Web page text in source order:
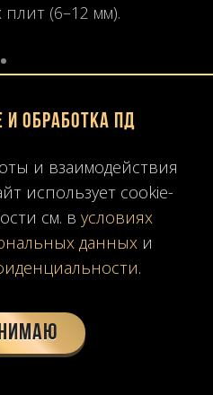
(6–12 мм).
плиты 20–30 мм.
с металлом —
снизить общий
обработка ПД
и взаимодействия
использует cookie-
см. в условиях
данных и
.